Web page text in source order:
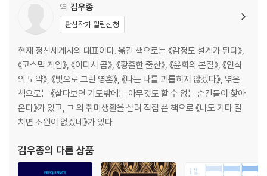
역 김우종
관심작가 알림신청
현재 정신세계사의 대표이다. 옮긴 책으로는 《감정도 설계가 된다》,
《코스믹 게임》, 《이디시 콥》, 《황홀한 출산》, 《윤회의 본질》, 《인식
의 도약》, 《빛으로 그린 영혼》, 《나는 나를 괴롭히지 않겠다》, 엮은
책으로는 《살다보면 기도밖에는 아무것도 할 수 없는 순간들이 찾아
온다》가 있고, 그 외 취미생활을 살려 직접 쓴 책으로 《나도 기타 잘
치면 소원이 없겠네》가 있다.
김우종의 다른 상품